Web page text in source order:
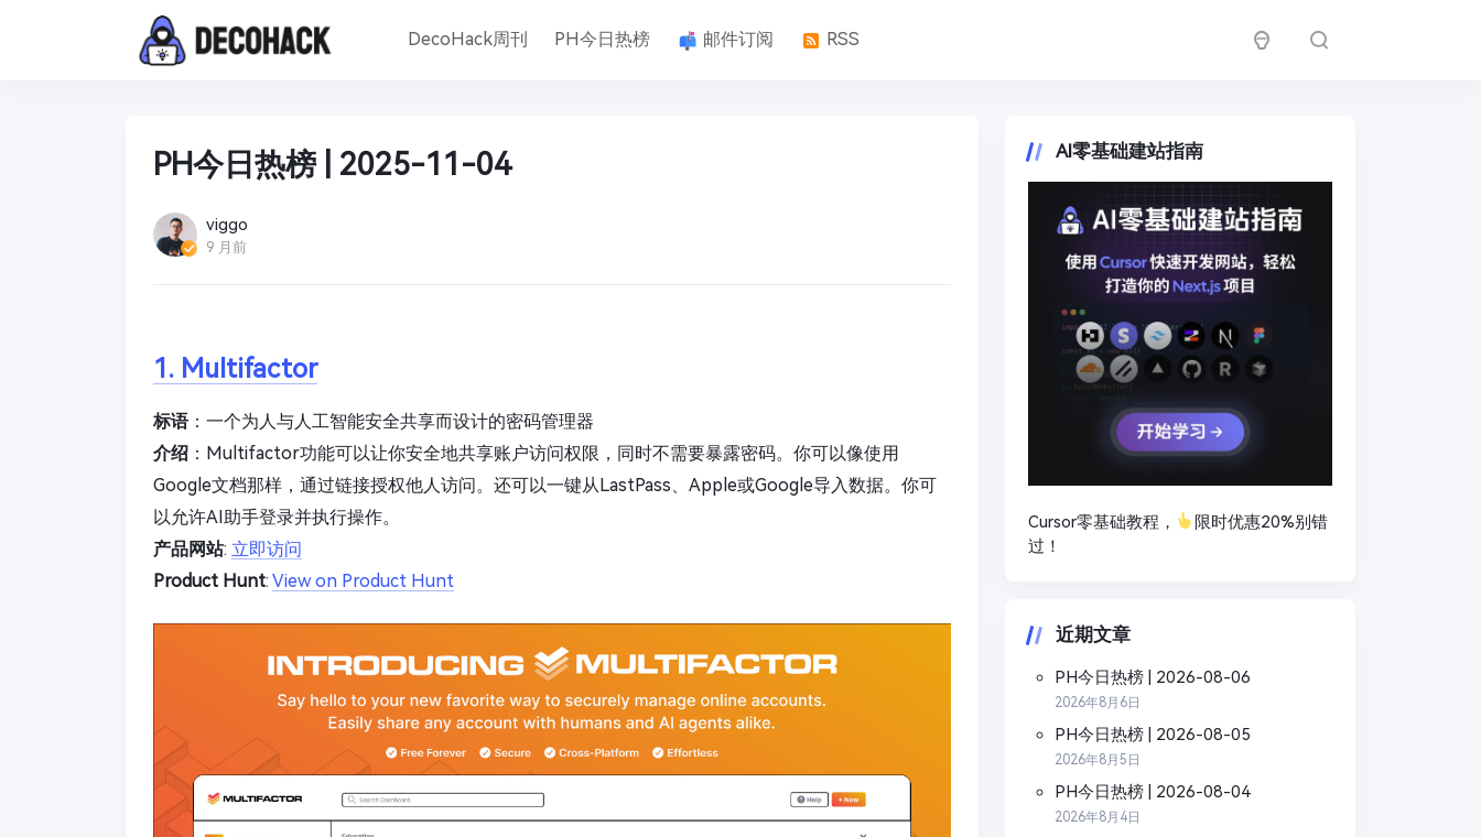
DecoHack周刊 PH今日热榜 邮件订阅 RSS
PH今日热榜 | 2025-11-04
viggo
9 月前
1. Multifactor
标语：一个为人与人工智能安全共享而设计的密码管理器
介绍 ：Multifactor功能可以让你安全地共享账户访问权限，同时不需要暴露密码。你可以像使用
Google文档那样，通过链接授权他人访问。还可以一键从LastPass、Apple或Google导入数据。你可
以允许AI助手登录并执行操作。
产品网站: 立即访问
Product Hunt: View on Product Hunt
AI零基础建站指南
Cursor零基础教程，
限时优惠20%别错
过！
近期文章
PH今日热榜 | 2026-08-06
2026年8月6日
PH今日热榜 | 2026-08-05
2026年8月5日
PH今日热榜 | 2026-08-04
2026年8月4日